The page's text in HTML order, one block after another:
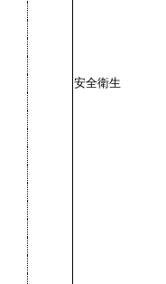
安全衛生